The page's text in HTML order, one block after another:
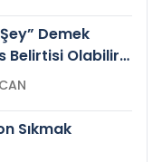
Demek
Belirtisi Olabilir
Sıkmak